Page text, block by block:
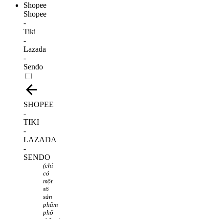
Shopee
-
Tiki
-
Lazada
-
Sendo
SHOPEE
-
TIKI
-
LAZADA
-
SENDO
(chỉ
có
một
số
sản
phẩm
phổ